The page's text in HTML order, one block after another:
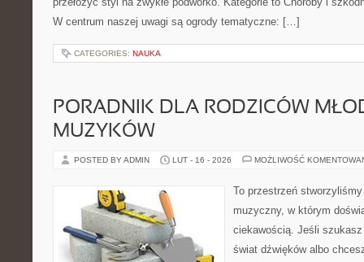
W centrum naszej uwagi są ogrody tematyczne: […]
CATEGORIES: NAUKA
PORADNIK DLA RODZICÓW
MUZYKÓW
POSTED BY ADMIN LUT - 16 - 2026 MOŻLIWOŚĆ
To przestrzeń
muzyczny, w którym
ciekawością. Jeśli
świat dźwięków albo